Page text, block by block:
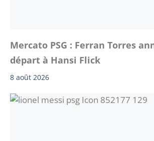
Mercato PSG : Ferran Torres
départ à Hansi Flick
8 août 2026